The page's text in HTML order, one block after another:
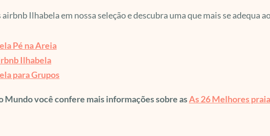
Ilhabela em nossa seleção e descubra uma que mais se adequa
Pé na Areia
Ilhabela
para Grupos
Mundo você confere mais informações sobre asAs 26 Melhores